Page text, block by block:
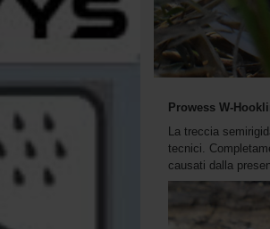
Prowess W-
La treccia
tecnici.
causati dalla